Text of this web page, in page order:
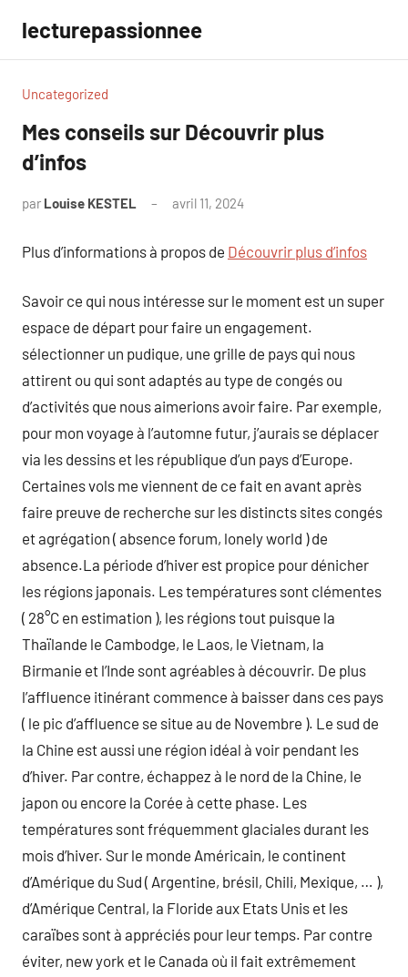
contenu
lecturepassionnee
Uncategorized
Mes conseils sur Découvrir plus
d’infos
par Louise KESTEL avril 11, 2024
Plus d’informations à propos de Découvrir plus d’infos
Savoir ce qui nous intéresse sur le moment est un super
espace de départ pour faire un engagement.
sélectionner un pudique, une grille de pays qui nous
attirent ou qui sont adaptés au type de congés ou
d’activités que nous aimerions avoir faire. Par exemple,
pour mon voyage à l’automne futur, j’aurais se déplacer
via les dessins et les république d’un pays d’Europe.
Certaines vols me viennent de ce fait en avant après
faire preuve de recherche sur les distincts sites congés
et agrégation ( absence forum, lonely world ) de
absence.La période d’hiver est propice pour dénicher
les régions japonais. Les températures sont clémentes
( 28°C en estimation ), les régions tout puisque la
Thaïlande le Cambodge, le Laos, le Vietnam, la
Birmanie et l’Inde sont agréables à découvrir. De plus
l’affluence itinérant commence à baisser dans ces pays
( le pic d’affluence se situe au de Novembre ). Le sud de
la Chine est aussi une région idéal à voir pendant les
d’hiver. Par contre, échappez à le nord de la Chine, le
japon ou encore la Corée à cette phase. Les
températures sont fréquemment glaciales durant les
mois d’hiver. Sur le monde Américain, le continent
d’Amérique du Sud ( Argentine, brésil, Chili, Mexique, … ),
d’Amérique Central, la Floride aux Etats Unis et les
caraïbes sont à appréciés pour leur temps. Par contre
éviter, new york et le Canada où il fait extrêmement